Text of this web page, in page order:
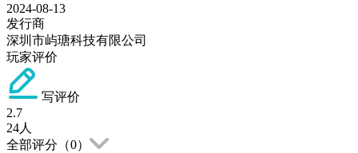
2024-08-13
发行商
深圳市屿瑭科技有限公司
玩家评价
写评价
2.7
24人
全部评分（0）